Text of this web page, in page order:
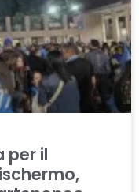
per il